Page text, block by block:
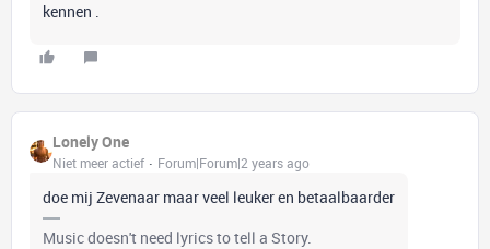
kennen .
Lonely One
Niet meer actief Forum|Forum|2 years ago
doe mij Zevenaar maar veel leuker en betaalbaarder
Music doesn't need lyrics to tell a Story.